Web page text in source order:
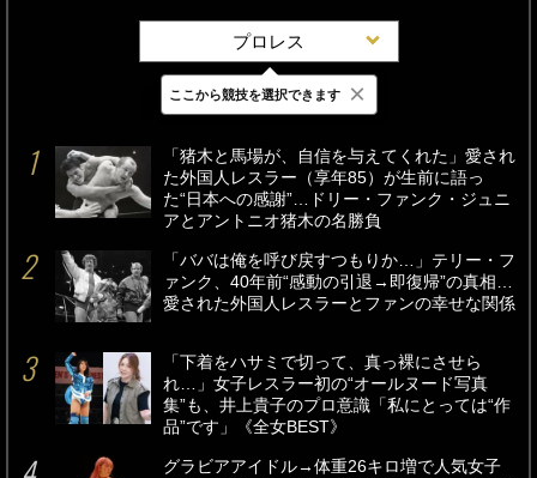
プロレス
最新 24時間 週間
「猪木と馬場が、自信を与えてくれた」愛され
た外国人レスラー（享年85）が生前に語っ
た“日本への感謝”…ドリー・ファンク・ジュニ
アとアントニオ猪木の名勝負
「ババは俺を呼び戻すつもりか…」テリー・フ
ァンク、40年前“感動の引退→即復帰”の真相…
愛された外国人レスラーとファンの幸せな関係
「下着をハサミで切って、真っ裸にさせら
れ…」女子レスラー初の“オールヌード写真
集”も、井上貴子のプロ意識「私にとっては“作
品”です」《全女BEST》
グラビアアイドル→体重26キロ増で人気女子
ここから競技を選択できます ×